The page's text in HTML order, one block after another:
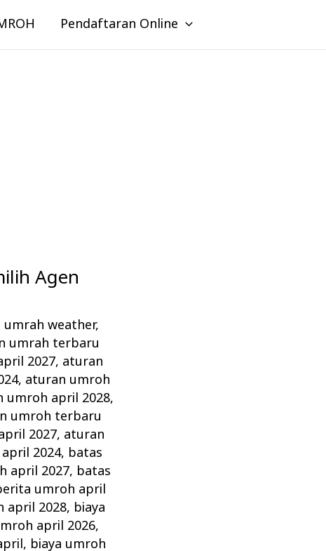
Pendaftaran Online
Agen
umrah weather,
umrah terbaru
2027, aturan
, aturan umroh
umroh april 2028,
umroh terbaru
2027, aturan
2024, batas
april 2027, batas
umroh april
april 2028, biaya
april 2026,
, biaya umroh